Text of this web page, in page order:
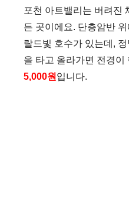
포천 아트밸리는 버려진
든 곳이에요. 단층암반 위
랄드빛 호수가 있는데,
을 타고 올라가면 전경이
5,000원 입니다.